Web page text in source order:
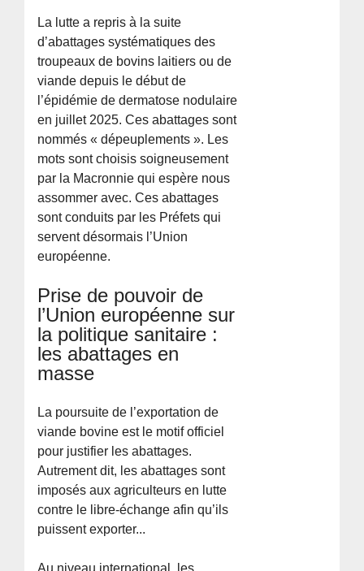
La lutte a repris à la suite
d’abattages systématiques des
troupeaux de bovins laitiers ou de
viande depuis le début de
l’épidémie de dermatose nodulaire
en juillet 2025. Ces abattages sont
nommés « dépeuplements ». Les
mots sont choisis soigneusement
par la Macronnie qui espère nous
assommer avec. Ces abattages
sont conduits par les Préfets qui
servent désormais l’Union
européenne.
Prise de pouvoir de
l’Union européenne sur
la politique sanitaire :
les abattages en
masse
La poursuite de l’exportation de
viande bovine est le motif officiel
pour justifier les abattages.
Autrement dit, les abattages sont
imposés aux agriculteurs en lutte
contre le libre-échange afin qu’ils
puissent exporter...
Au niveau international, les